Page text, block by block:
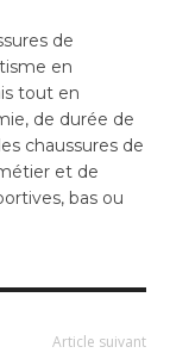
de
en
tout en
de durée de
chaussures de
et de
bas ou
Article suivant